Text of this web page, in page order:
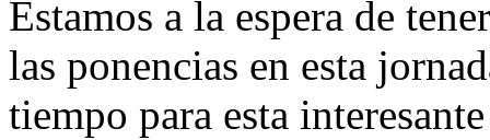
Estamos a la espera de
las ponencias en esta
tiempo para esta